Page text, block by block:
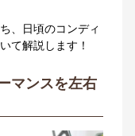
、日頃のコンディ
て解説します！
マンスを左右